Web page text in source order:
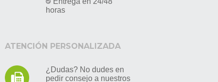
horas
ATENCIÓN PERSONALIZADA
¿Dudas? No dudes en
pedir consejo a nuestros